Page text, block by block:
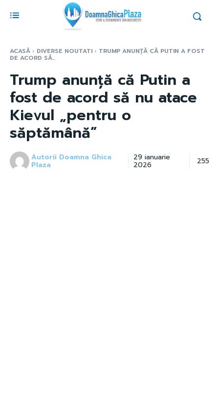
ACASĂ DIVERSE NOUTATI TRUMP ANUNȚĂ CĂ PUTIN A FOST
DE ACORD SĂ...
Trump anunță că Putin a
fost de acord să nu atace
Kievul „pentru o
săptămână”
Autorii Doamna Ghica
Plaza
29 ianuarie
2026 255